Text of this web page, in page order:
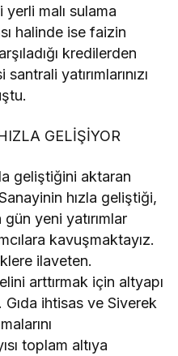
malı sulama
halinde ise faizin
kredilerden
yatırımlarınızı
GELİŞİYOR
geliştiğini aktaran
hızla geliştiği,
gün yeni yatırımlar
kavuşmaktayız.
ilaveten.
arttırmak için altyapı
Gıda ihtisas ve Siverek
toplam altıya